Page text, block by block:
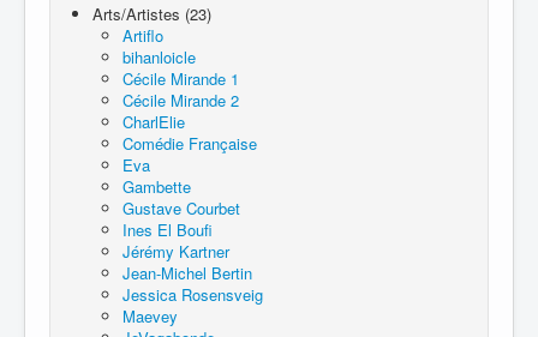
Arts/Artistes (23)
Artiflo
bihanloicle
Cécile Mirande 1
Cécile Mirande 2
CharlElie
Comédie Française
Eva
Gambette
Gustave Courbet
Ines El Boufi
Jérémy Kartner
Jean-Michel Bertin
Jessica Rosensveig
Maevey